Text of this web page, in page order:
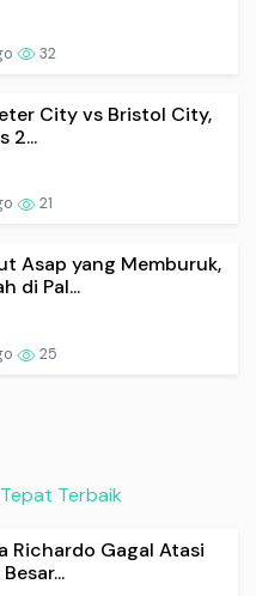
32
City vs Bristol City,
2...
21
Asap yang Memburuk,
di Pal...
25
Terbaik
Richardo Gagal Atasi